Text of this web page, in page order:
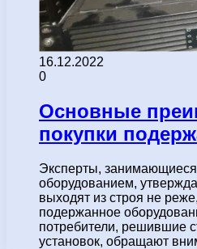
16.12.2022
0
Основные
покупки
Эксперты,
оборудованием,
выходят из строя не
подержанное
потребители, решившие
установок, обращают